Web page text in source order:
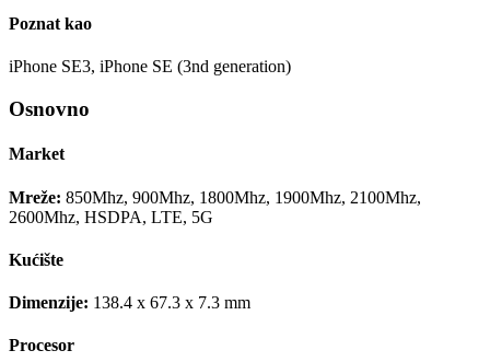
Poznat kao
iPhone SE3, iPhone SE (3nd generation)
Osnovno
Market
Mreže: 850Mhz, 900Mhz, 1800Mhz, 1900Mhz, 2100Mhz,
2600Mhz, HSDPA, LTE, 5G
Kućište
Dimenzije: 138.4 x 67.3 x 7.3 mm
Procesor